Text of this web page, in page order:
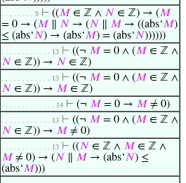
. . . . . . . . 9 ⊢ ((𝑀 ∈ ℤ ∧ 𝑁 ∈ ℤ) → (𝑀
= 0 → (𝑀 𝑁 → (𝑁 𝑀 → ((abs‘𝑀)
≤ (abs‘𝑁) → (abs‘𝑀) = (abs‘𝑁))))))
. . . . . . . . . . . . 13 ⊢ ((¬ 𝑀 = 0 ∧ (𝑀 ∈ ℤ ∧
𝑁 ∈ ℤ)) → 𝑁 ∈ ℤ)
. . . . . . . . . . . . 13 ⊢ ((¬ 𝑀 = 0 ∧ (𝑀 ∈ ℤ ∧
𝑁 ∈ ℤ)) → 𝑀 ∈ ℤ)
. . . . . . . . . . . . . 14 ⊢ (¬ 𝑀 = 0 → 𝑀 ≠ 0)
. . . . . . . . . . . . 13 ⊢ ((¬ 𝑀 = 0 ∧ (𝑀 ∈ ℤ ∧
𝑁 ∈ ℤ)) → 𝑀 ≠ 0)
. . . . . . . . . . . . 13 ⊢ ((𝑁 ∈ ℤ ∧ 𝑀 ∈ ℤ ∧
𝑀 ≠ 0) → (𝑁 𝑀 → (abs‘𝑁) ≤
(abs‘𝑀)))